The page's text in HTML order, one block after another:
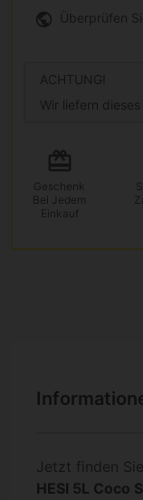
Überprüfen
ACHTUNG!
Wir liefern
Geschenk
Bei Jedem
Einkauf
Jetzt finden
HESI 5L Coco